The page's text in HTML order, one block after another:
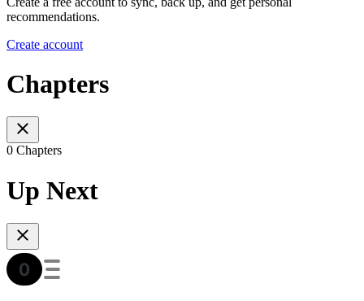
recommendations.
Create account
Chapters
0 Chapters
Up Next